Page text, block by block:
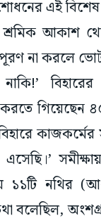
এই
আকাশ
না করলে
বিহারের
গিয়েছেন
১১টি নথির
বলেছিল,